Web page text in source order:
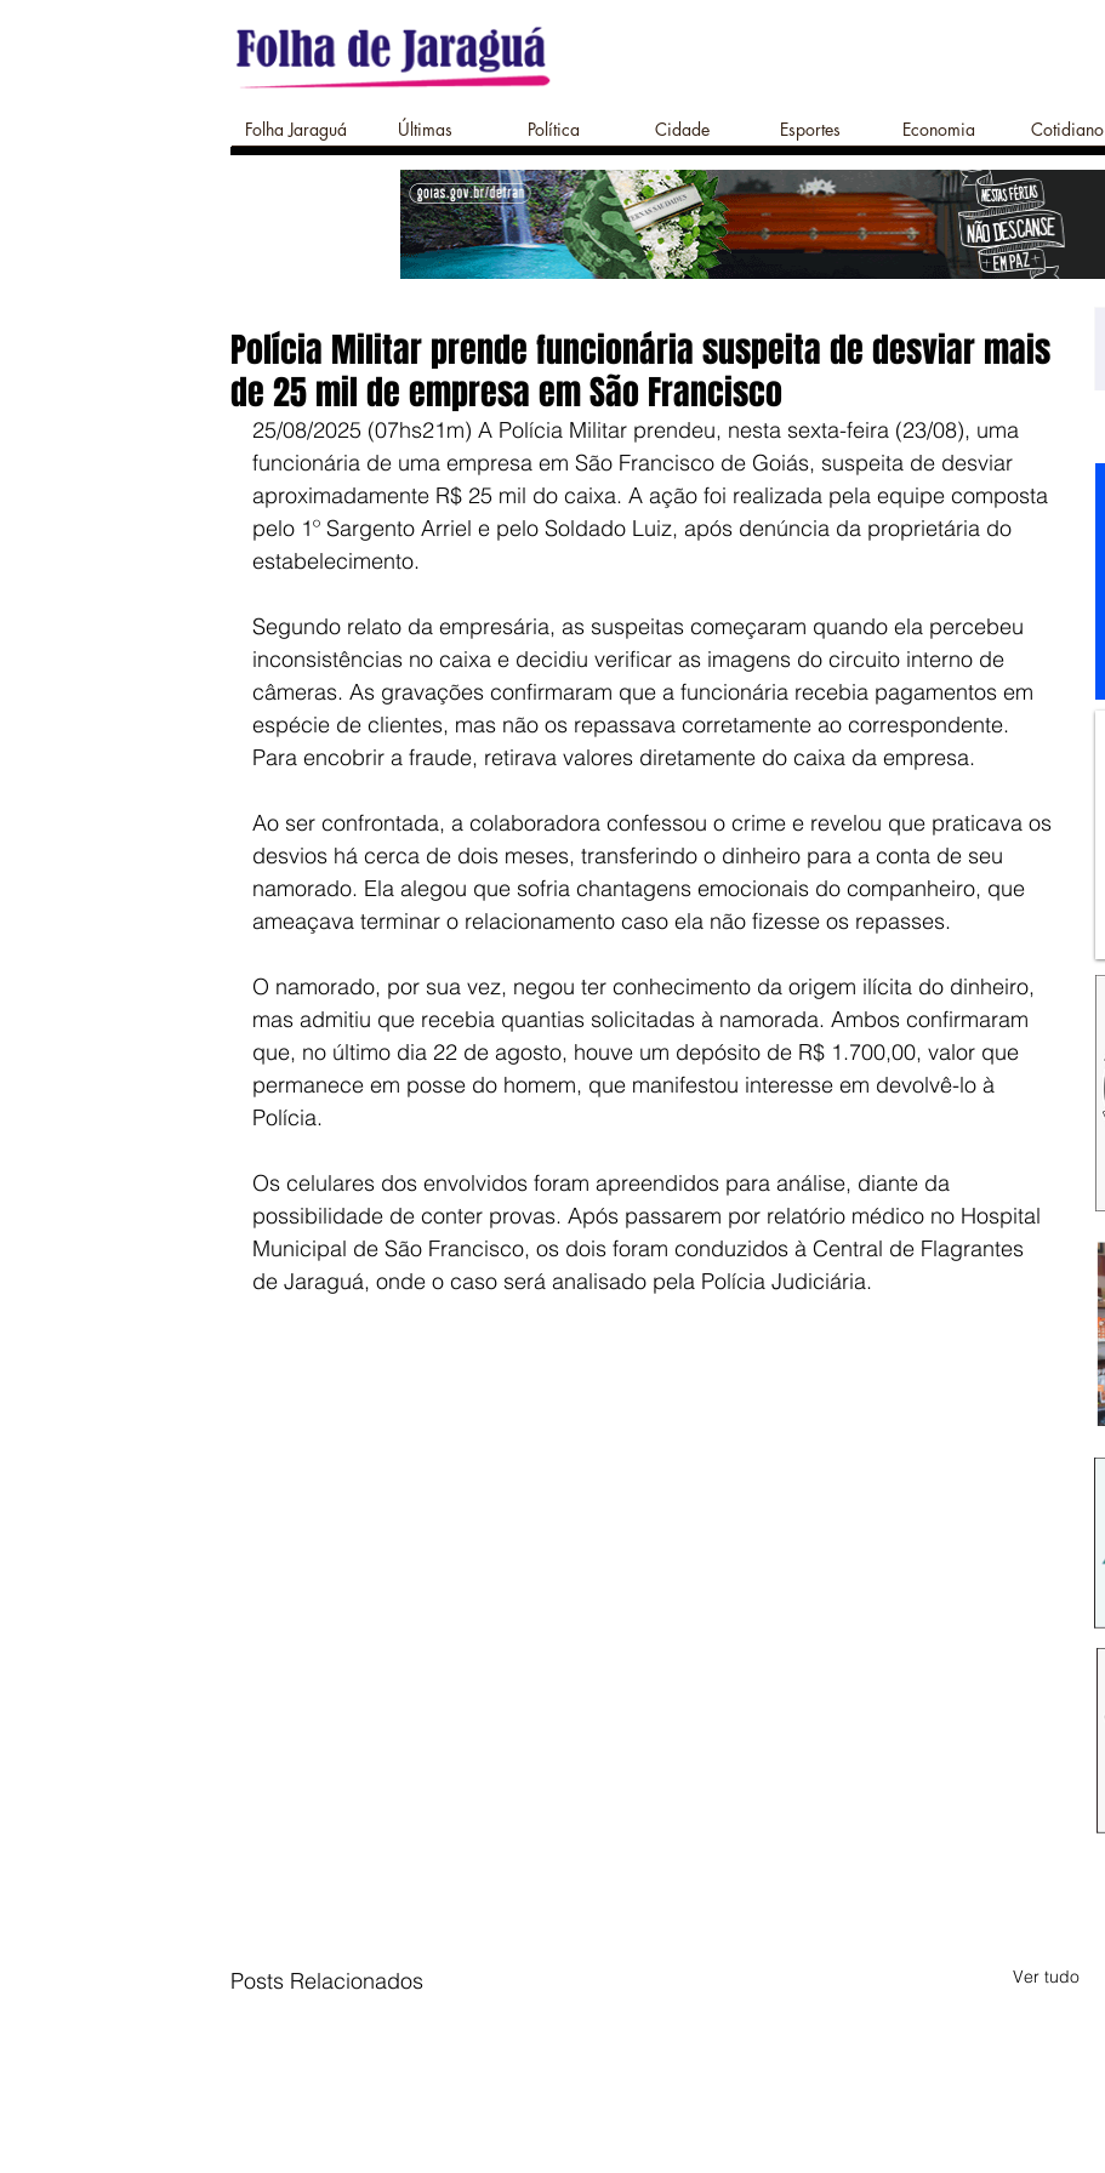
Folha Jaraguá Últimas Política Cidade Esportes Economia Cotidiano
Polícia Militar prende funcionária suspeita de desviar mais
de 25 mil de empresa em São Francisco
25/08/2025 (07hs21m) A Polícia Militar prendeu, nesta sexta-feira (23/08), uma
funcionária de uma empresa em São Francisco de Goiás, suspeita de desviar
aproximadamente R$ 25 mil do caixa. A ação foi realizada pela equipe composta
pelo 1º Sargento Arriel e pelo Soldado Luiz, após denúncia da proprietária do
estabelecimento.
Segundo relato da empresária, as suspeitas começaram quando ela percebeu
inconsistências no caixa e decidiu verificar as imagens do circuito interno de
câmeras. As gravações confirmaram que a funcionária recebia pagamentos em
espécie de clientes, mas não os repassava corretamente ao correspondente.
Para encobrir a fraude, retirava valores diretamente do caixa da empresa.
Ao ser confrontada, a colaboradora confessou o crime e revelou que praticava os
desvios há cerca de dois meses, transferindo o dinheiro para a conta de seu
namorado. Ela alegou que sofria chantagens emocionais do companheiro, que
ameaçava terminar o relacionamento caso ela não fizesse os repasses.
O namorado, por sua vez, negou ter conhecimento da origem ilícita do dinheiro,
mas admitiu que recebia quantias solicitadas à namorada. Ambos confirmaram
que, no último dia 22 de agosto, houve um depósito de R$ 1.700,00, valor que
permanece em posse do homem, que manifestou interesse em devolvê-lo à
Polícia.
Os celulares dos envolvidos foram apreendidos para análise, diante da
possibilidade de conter provas. Após passarem por relatório médico no Hospital
Municipal de São Francisco, os dois foram conduzidos à Central de Flagrantes
de Jaraguá, onde o caso será analisado pela Polícia Judiciária.
Posts Relacionados Ver tudo